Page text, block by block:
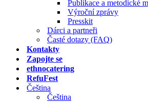
Publikace a metodické
Výroční zprávy
Presskit
Dárci a partneři
Časté dotazy (FAQ)
Kontakty
Zapojte se
ethnocatering
RefuFest
Čeština
Čeština